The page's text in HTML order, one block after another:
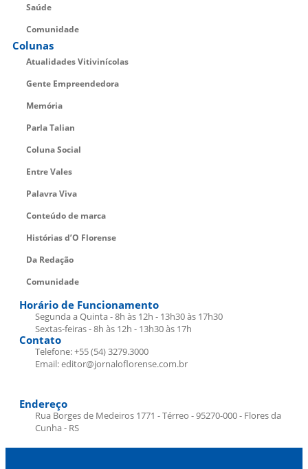
Saúde
Comunidade
Colunas
Atualidades Vitivinícolas
Gente Empreendedora
Memória
Parla Talian
Coluna Social
Entre Vales
Palavra Viva
Conteúdo de marca
Histórias d’O Florense
Da Redação
Comunidade
Horário de Funcionamento
Segunda a Quinta - 8h às 12h - 13h30 às 17h30
Sextas-feiras - 8h às 12h - 13h30 às 17h
Contato
Telefone: +55 (54) 3279.3000
Email: editor@jornaloflorense.com.br
Endereço
Rua Borges de Medeiros 1771 - Térreo - 95270-000 - Flores da
Cunha - RS